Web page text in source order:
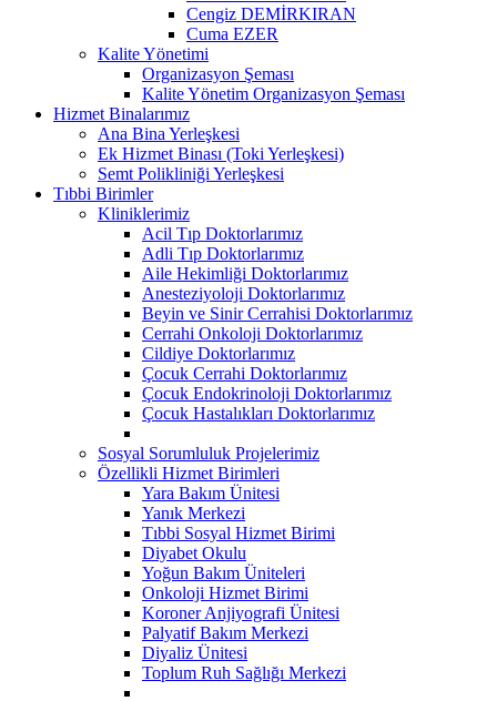
Cengiz DEMİRKIRAN
Cuma EZER
Kalite Yönetimi
Organizasyon Şeması
Kalite Yönetim Organizasyon Şeması
Hizmet Binalarımız
Ana Bina Yerleşkesi
Ek Hizmet Binası (Toki Yerleşkesi)
Semt Polikliniği Yerleşkesi
Tıbbi Birimler
Kliniklerimiz
Acil Tıp Doktorlarımız
Adli Tıp Doktorlarımız
Aile Hekimliği Doktorlarımız
Anesteziyoloji Doktorlarımız
Beyin ve Sinir Cerrahisi Doktorlarımız
Cerrahi Onkoloji Doktorlarımız
Cildiye Doktorlarımız
Çocuk Cerrahi Doktorlarımız
Çocuk Endokrinoloji Doktorlarımız
Çocuk Hastalıkları Doktorlarımız
Sosyal Sorumluluk Projelerimiz
Özellikli Hizmet Birimleri
Yara Bakım Ünitesi
Yanık Merkezi
Tıbbi Sosyal Hizmet Birimi
Diyabet Okulu
Yoğun Bakım Üniteleri
Onkoloji Hizmet Birimi
Koroner Anjiyografi Ünitesi
Palyatif Bakım Merkezi
Diyaliz Ünitesi
Toplum Ruh Sağlığı Merkezi